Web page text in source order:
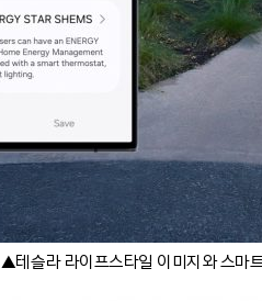
▲테슬라 라이프스타일 이미지와 스마